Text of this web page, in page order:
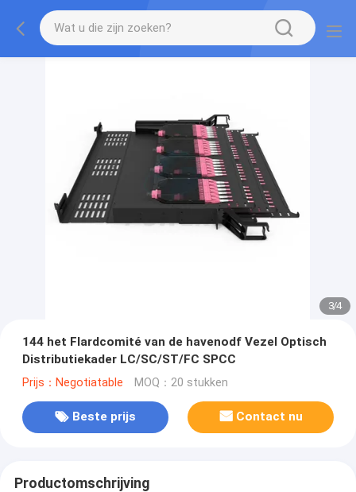
3/4
144 het Flardcomité van de havenodf Vezel Optisch
Distributiekader LC/SC/ST/FC SPCC
Prijs：Negotiatable MOQ：20 stukken
Beste prijs Contact nu
Productomschrijving